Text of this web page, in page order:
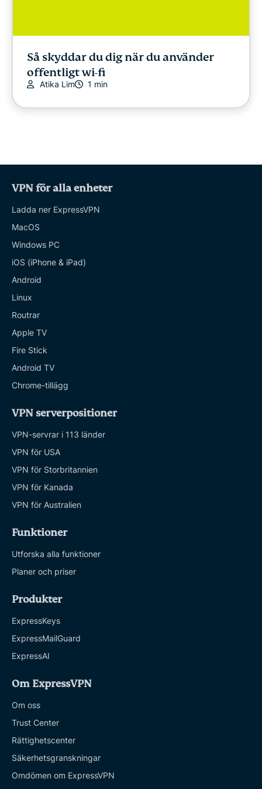
Så skyddar du dig när du använder
offentligt wi-fi
Atika Lim 1 min
VPN för alla enheter
Ladda ner ExpressVPN
MacOS
Windows PC
iOS (iPhone & iPad)
Android
Linux
Routrar
Apple TV
Fire Stick
Android TV
Chrome-tillägg
VPN serverpositioner
VPN-servrar i 113 länder
VPN för USA
VPN för Storbritannien
VPN för Kanada
VPN för Australien
Funktioner
Utforska alla funktioner
Planer och priser
Produkter
ExpressKeys
ExpressMailGuard
ExpressAI
Om ExpressVPN
Om oss
Trust Center
Rättighetscenter
Säkerhetsgranskningar
Omdömen om ExpressVPN